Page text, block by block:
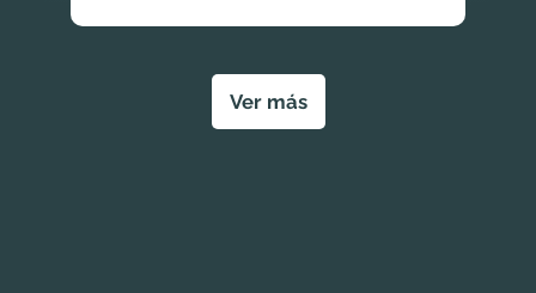
que enriquecerán tu percepción visual y
Ver más